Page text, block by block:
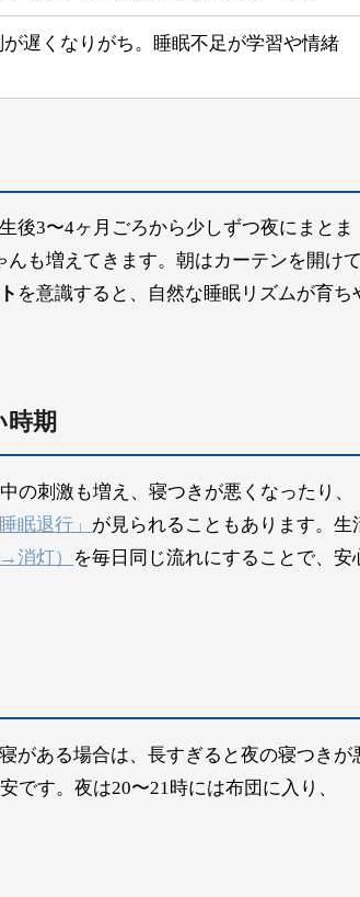
が遅くなりがち。睡眠不足が学習や情緒
後3〜4ヶ月ごろから少しずつ夜にまとま
も増えてきます。朝はカーテンを開け
を意識すると、自然な睡眠リズムが育ち
期
の刺激も増え、寝つきが悪くなったり、
眠退行」 が見られることもあります。生
消灯） を毎日同じ流れにすることで、安
がある場合は、長すぎると夜の寝つきが
です。夜は20〜21時には布団に入り、